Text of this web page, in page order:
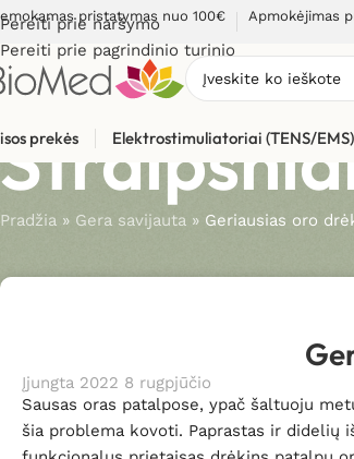
Pereiti prie naršymo
Pereiti prie pagrindinio turinio
pristatymas nuo 100€ Apmokėjimas
prekės Elektrostimuliatoriai (TENS/EMS)
Pradžia » Gera savijauta » Geriausias oro
Įjungta 2022 8 rugpjūčio
Sausas oras patalpose, ypač šaltuoju
šia problema kovoti. Paprastas ir didelių